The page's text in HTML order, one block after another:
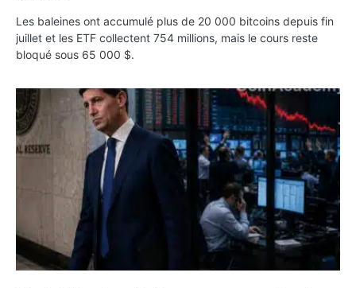
Les baleines ont accumulé plus de 20 000 bitcoins depuis fin
juillet et les ETF collectent 754 millions, mais le cours reste
bloqué sous 65 000 $.
Kevin Warsh maintient sa communication minimaliste